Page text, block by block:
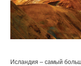
Исландия – самый